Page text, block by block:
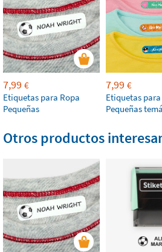
7,99 €
Etiquetas para Ropa
Pequeñas
7,99 €
Etiquetas
Pequeñas
Otros productos